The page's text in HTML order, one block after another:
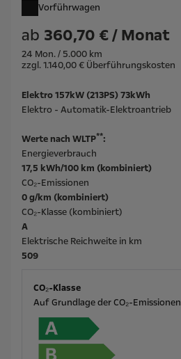
Vorführwagen
ab 360,70 € / Monat
24 Mon. / 5.000 km
zzgl. 1.140,00 € Überführungskosten
Elektro 157kW (213PS) 73kWh
Elektro - Automatik-Elektroantrieb
Werte nach WLTP**:
Energieverbrauch
17,5 kWh/100 km (kombiniert)
CO₂-Emissionen
0 g/km (kombiniert)
CO₂-Klasse (kombiniert)
A
Elektrische Reichweite in km
509
CO₂-Klasse
Auf Grundlage der CO₂-Emissionen